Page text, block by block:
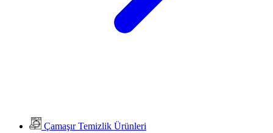
Çamaşır Temizlik Ürünleri